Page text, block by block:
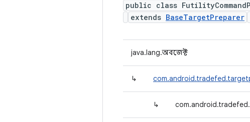
public class
extends BaseTargetPreparer
java.lang.অবজেক্ট
↳
↳